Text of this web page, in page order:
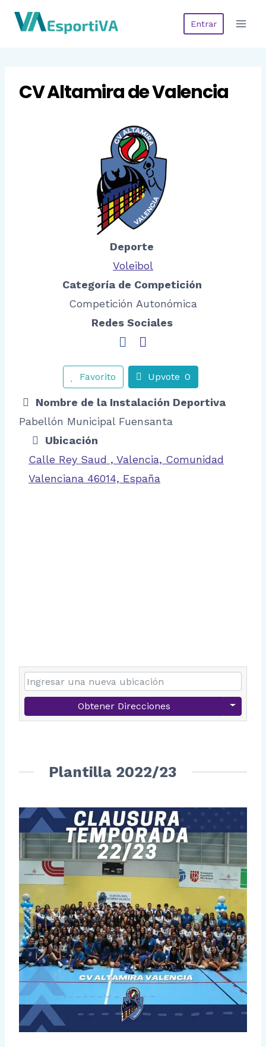
Entrar
CV Altamira de Valencia
Deporte
Voleibol
Categoría de Competición
Competición Autonómica
Redes Sociales
Favorito Upvote 0
Nombre de la Instalación Deportiva
Pabellón Municipal Fuensanta
Ubicación
Calle Rey Saud , Valencia, Comunidad
Valenciana 46014, España
Obtener Direcciones
Plantilla 2022/23